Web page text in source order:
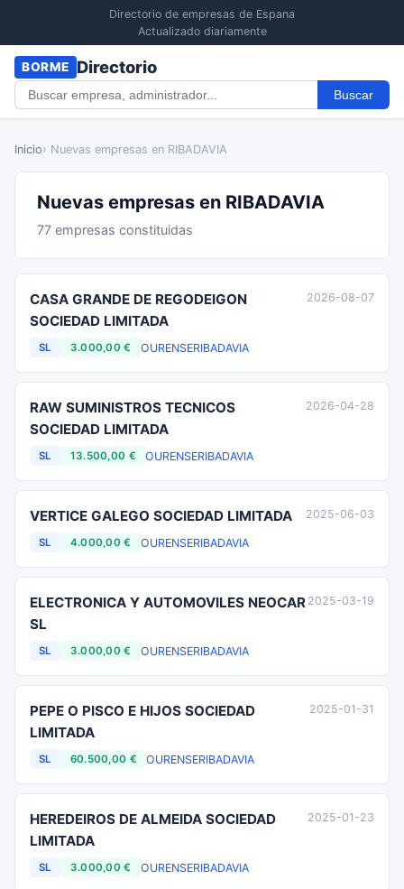
Directorio de empresas de Espana
Actualizado diariamente
BORME Directorio
Buscar
Inicio› Nuevas empresas en RIBADAVIA
Nuevas empresas en RIBADAVIA
77 empresas constituidas
CASA GRANDE DE REGODEIGON
SOCIEDAD LIMITADA
SL 3.000,00 € OURENSERIBADAVIA
2026-08-07
RAW SUMINISTROS TECNICOS
SOCIEDAD LIMITADA
SL 13.500,00 € OURENSERIBADAVIA
2026-04-28
VERTICE GALEGO SOCIEDAD LIMITADA
SL 4.000,00 € OURENSERIBADAVIA
2025-06-03
ELECTRONICA Y AUTOMOVILES NEOCAR
SL
SL 3.000,00 € OURENSERIBADAVIA
2025-03-19
PEPE O PISCO E HIJOS SOCIEDAD
LIMITADA
SL 60.500,00 € OURENSERIBADAVIA
2025-01-31
HEREDEIROS DE ALMEIDA SOCIEDAD
LIMITADA
SL 3.000,00 € OURENSERIBADAVIA
2025-01-23